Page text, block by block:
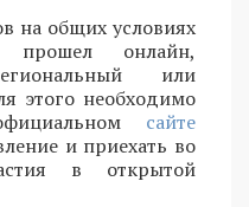
на общих условиях
онлайн,
или
этого необходимо
сайте
и приехать во
в открытой